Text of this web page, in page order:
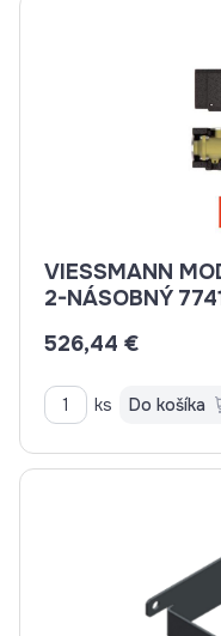
VIESSMANN
2-
526,44 €
ks Do košíka